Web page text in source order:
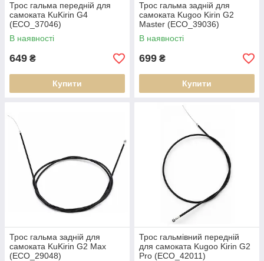
Трос гальма передній для
самоката KuKirin G4
(ECO_37046)
В наявності
649 ₴
Купити
Трос гальма задній для
самоката Kugoo Kirin G2
Master (ECO_39036)
В наявності
699 ₴
Купити
Трос гальма задній для
самоката KuKirin G2 Max
(ECO_29048)
Трос гальмівний передній
для самоката Kugoo Kirin G2
Pro (ECO_42011)